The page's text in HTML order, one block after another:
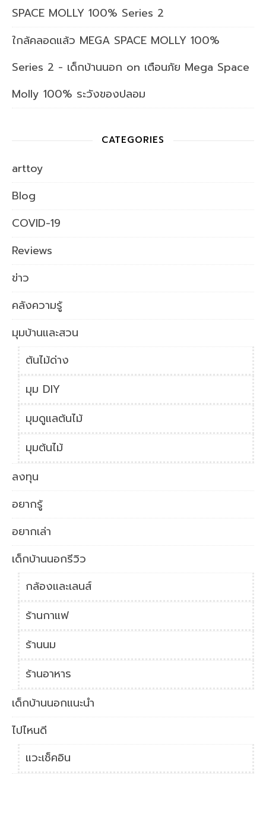
SPACE MOLLY 100% Series 2
ใกล้คลอดแล้ว MEGA SPACE MOLLY 100%
Series 2 - เด็กบ้านนอก on เตือนภัย Mega Space
Molly 100% ระวังของปลอม
CATEGORIES
arttoy
Blog
COVID-19
Reviews
ข่าว
คลังความรู้
มุมบ้านและสวน
ต้นไม้ด่าง
มุม DIY
มุมดูแลต้นไม้
มุมต้นไม้
ลงทุน
อยากรู้
อยากเล่า
เด็กบ้านนอกรีวิว
กล้องและเลนส์
ร้านกาแฟ
ร้านนม
ร้านอาหาร
เด็กบ้านนอกแนะนำ
ไปไหนดี
แวะเช็คอิน